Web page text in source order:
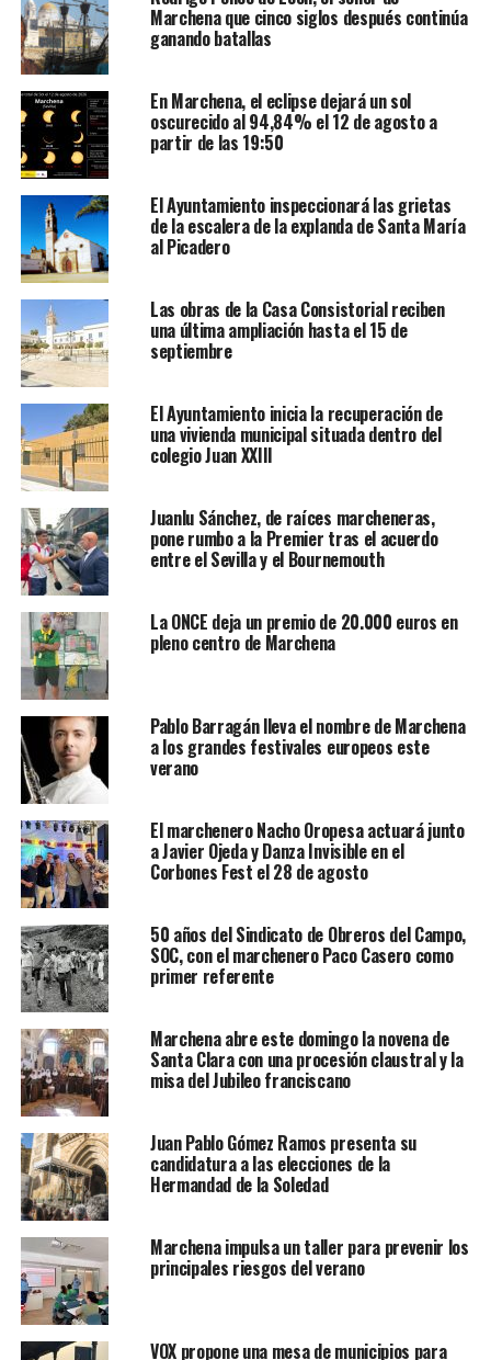
Marchena que cinco siglos después continúa
ganando batallas
En Marchena, el eclipse dejará un sol
oscurecido al 94,84% el 12 de agosto a
partir de las 19:50
El Ayuntamiento inspeccionará las grietas
de la escalera de la explanda de Santa María
al Picadero
Las obras de la Casa Consistorial reciben
una última ampliación hasta el 15 de
septiembre
El Ayuntamiento inicia la recuperación de
una vivienda municipal situada dentro del
colegio Juan XXIII
Juanlu Sánchez, de raíces marcheneras,
pone rumbo a la Premier tras el acuerdo
entre el Sevilla y el Bournemouth
La ONCE deja un premio de 20.000 euros en
pleno centro de Marchena
Pablo Barragán lleva el nombre de Marchena
a los grandes festivales europeos este
verano
El marchenero Nacho Oropesa actuará junto
a Javier Ojeda y Danza Invisible en el
Corbones Fest el 28 de agosto
50 años del Sindicato de Obreros del Campo,
SOC, con el marchenero Paco Casero como
primer referente
Marchena abre este domingo la novena de
Santa Clara con una procesión claustral y la
misa del Jubileo franciscano
Juan Pablo Gómez Ramos presenta su
candidatura a las elecciones de la
Hermandad de la Soledad
Marchena impulsa un taller para prevenir los
principales riesgos del verano
VOX propone una mesa de municipios para